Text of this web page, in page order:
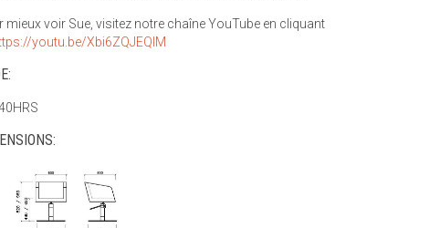
mieux voir Sue, visitez notre chaîne YouTube en cliquant
youtu.be/Xbi6ZQJEQIM